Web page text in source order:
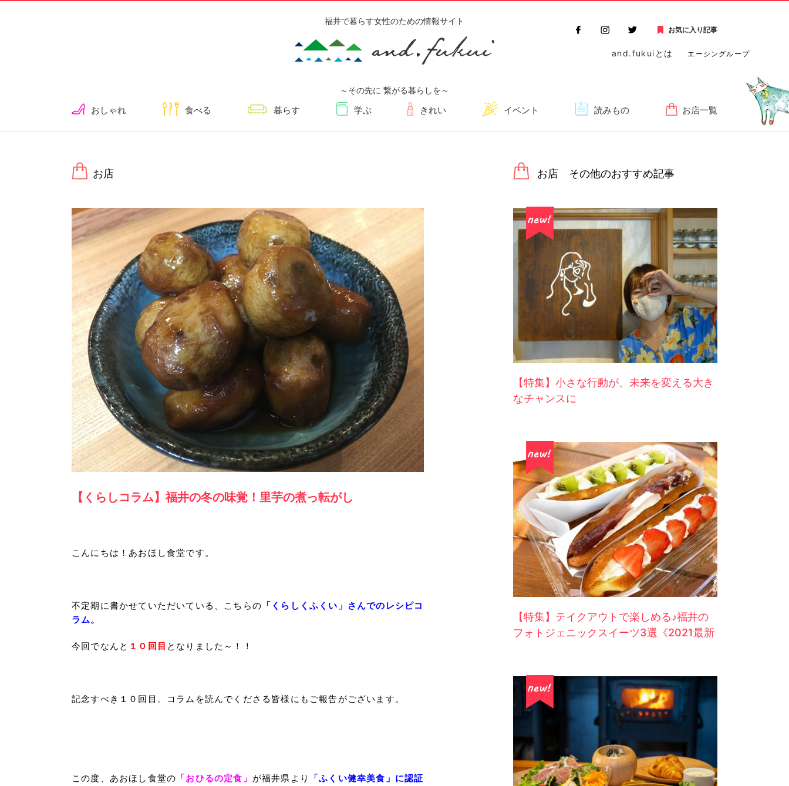
福井で暮らす女性のための情報サイト
～その先に.繋がる暮らしを～
お気に入り記事
and.fukuiとは エーシングループ
おしゃれ 食べる 暮らす 学ぶ きれい イベント 読みもの お店一覧
お店
【くらしコラム】福井の冬の味覚！里芋の煮っ転がし
こんにちは！あおほし食堂です。
不定期に書かせていただいている、こちらの 「くらしくふくい」さんでのレシピコ
ラム。
今回でなんと １０回目 となりました～！！
記念すべき１０回目。 コラムを読んでくださる皆様にもご報告がございます。
この度、あおほし食堂の 「おひるの定食」 が福井県より
「ふくい健幸美食」に認証
お店 その他のおすすめ記事
【特集】小さな行動が、未来を変える大き
なチャンスに
【特集】テイクアウトで楽しめる♪福井の
フォトジェニックスイーツ3選《2021最新